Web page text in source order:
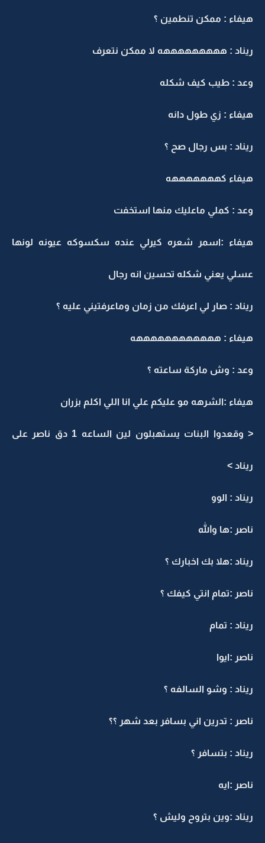
هيفاء : ممكن تنطمين ؟
ريناد : هههههههههه لا ممكن نتعرف
وعد : طيب كيف شكله
هيفاء : زي طول دانه
ريناد : بس رجال صح ؟
هيفاء كهههههههه
وعد : كملي ماعليك منها استخفت
هيفاء :اسمر شعره كيرلي عنده سكسوكه عيونه لونها
عسلي يعني شكله تحسين انه رجال
ريناد : صار لي اعرفك من زمان وماعرفتيني عليه ؟
هيفاء : ههههههههههههه
وعد : وش ماركة ساعته ؟
هيفاء :الشرهه مو عليكم علي انا اللي اكلم بزران
< وقعدوا البنات يستهبلون لين الساعه 1 دق ناصر على
ريناد >
ريناد : الوو
ناصر :ها والله
ريناد :هلا بك اخبارك ؟
ناصر :تمام انتي كيفك ؟
ريناد : تمام
ناصر :ايوا
ريناد : وشو السالفه ؟
ناصر : تدرين اني بسافر بعد شهر ؟؟
ريناد : بتسافر ؟
ناصر :ايه
ريناد :وين بتروح وليش ؟